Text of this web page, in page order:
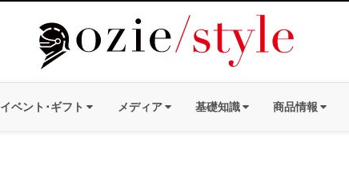
イベント･ギフト メディア 基礎知識 商品情報